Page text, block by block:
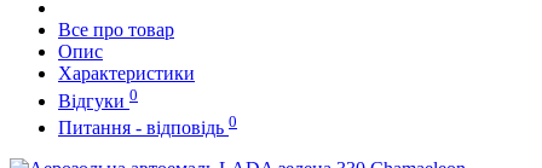
Все про товар
Опис
Характеристики
Відгуки 0
Питання - відповідь 0